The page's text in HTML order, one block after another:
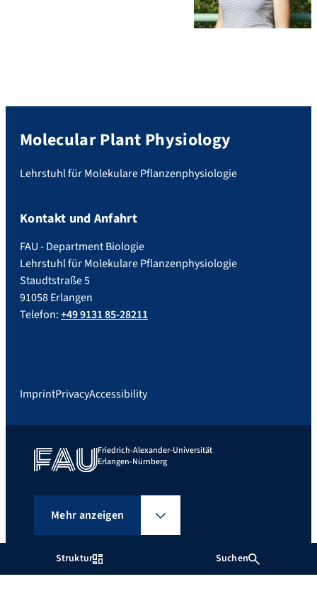
Struktur Suchen
Molecular Plant Physiology
Lehrstuhl für Molekulare Pflanzenphysiologie
Kontakt und Anfahrt
FAU - Department Biologie
Lehrstuhl für Molekulare Pflanzenphysiologie
Staudtstraße 5
91058 Erlangen
Telefon:+49 9131 85-28211
ImprintPrivacyAccessibility
Friedrich-Alexander-Universität
Erlangen-Nürnberg
Mehr anzeigen